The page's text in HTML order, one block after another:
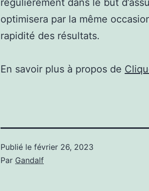
régulièrement dans le but
optimisera par la même
rapidité des résultats.
En savoir plus à propos de
Publié le février 26, 2023
Par Gandalf